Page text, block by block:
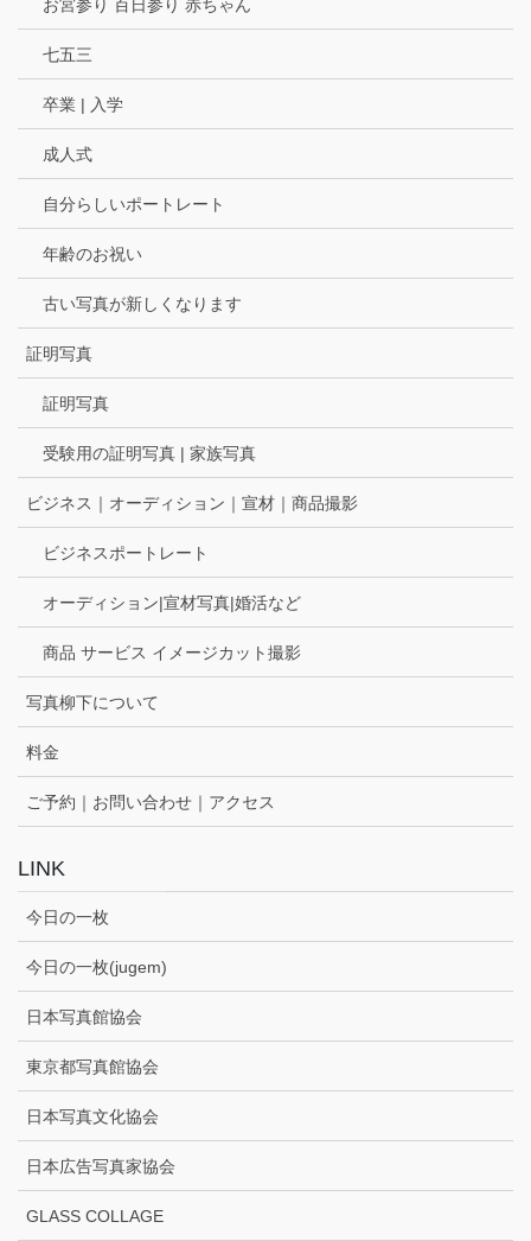
お宮参り 百日参り 赤ちゃん
七五三
卒業 | 入学
成人式
自分らしいポートレート
年齢のお祝い
古い写真が新しくなります
証明写真
証明写真
受験用の証明写真 | 家族写真
ビジネス｜オーディション｜宣材｜商品撮影
ビジネスポートレート
オーディション|宣材写真|婚活など
商品 サービス イメージカット撮影
写真柳下について
料金
ご予約｜お問い合わせ｜アクセス
LINK
今日の一枚
今日の一枚(jugem)
日本写真館協会
東京都写真館協会
日本写真文化協会
日本広告写真家協会
GLASS COLLAGE